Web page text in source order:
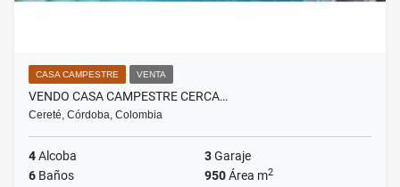
CASA CAMPESTRE VENTA
VENDO CASA CAMPESTRE CERCA…
Cereté, Córdoba, Colombia
4Alcoba 3Garaje
6 Baños 950Área m2